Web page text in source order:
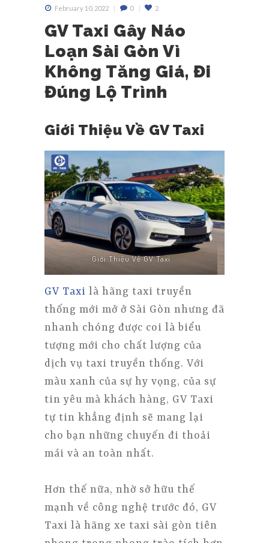
February 10, 2022 0 2
GV Taxi Gây Náo
Loạn Sài Gòn Vì
Không Tăng Giá, Đi
Đúng Lộ Trình
Giới Thiệu Về GV Taxi
Giới Thiệu Về GV Taxi
GV Taxi là hãng taxi truyền
thống mới mở ở Sài Gòn nhưng đã
nhanh chóng được coi là biểu
tượng mới cho chất lượng của
dịch vụ taxi truyền thống. Với
màu xanh của sự hy vọng, của sự
tin yêu mà khách hàng, GV Taxi
tự tin khẳng định sẽ mang lại
cho bạn những chuyến đi thoải
mái và an toàn nhất.
Hơn thế nữa, nhờ sở hữu thế
mạnh về công nghệ trước đó, GV
Taxi là hãng xe taxi sài gòn tiên